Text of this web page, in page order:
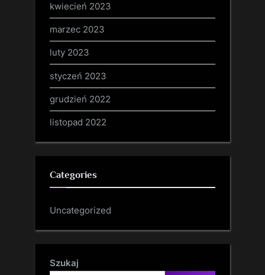
kwiecień 2023
marzec 2023
luty 2023
styczeń 2023
grudzień 2022
listopad 2022
Categories
Uncategorized
Szukaj